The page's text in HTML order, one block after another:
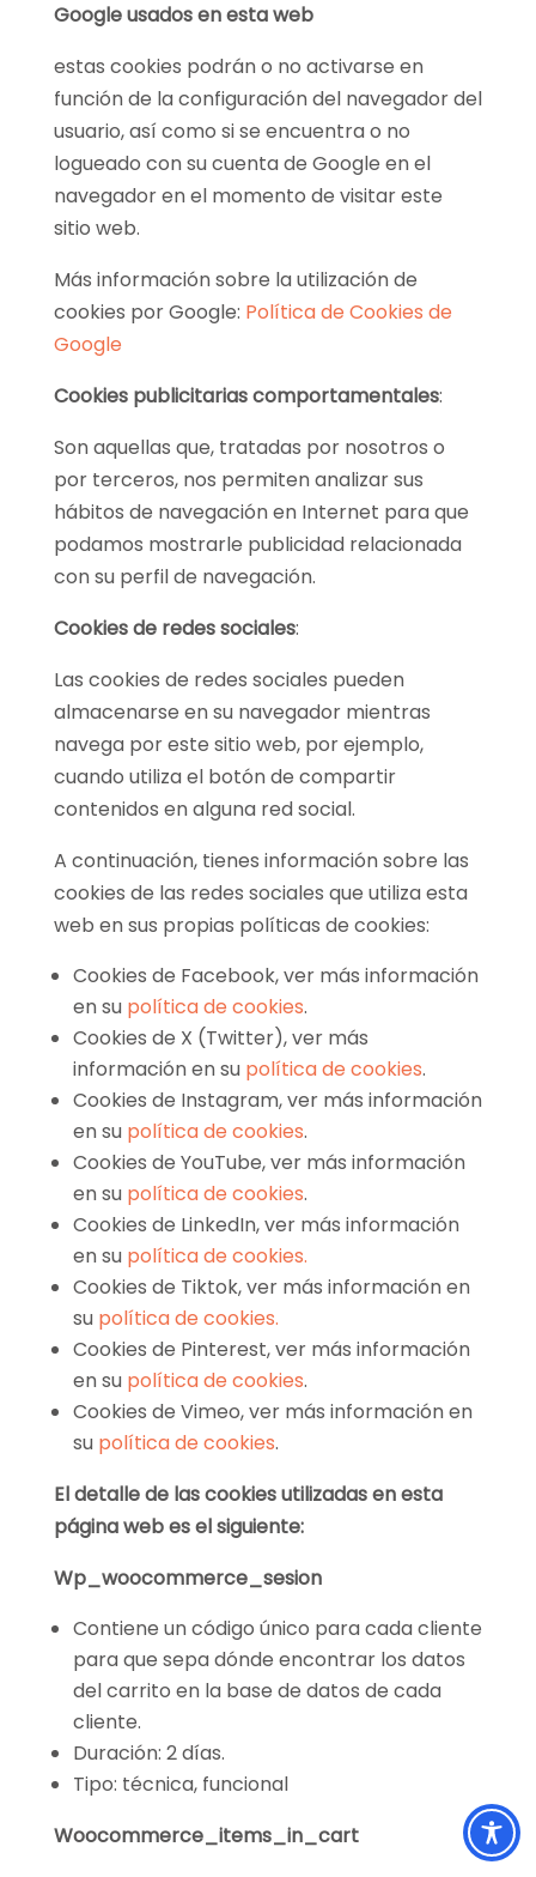
Google usados en esta web
estas cookies podrán o no activarse en
función de la configuración del navegador del
usuario, así como si se encuentra o no
logueado con su cuenta de Google en el
navegador en el momento de visitar este
sitio web.
Más información sobre la utilización de
cookies por Google: Política de Cookies de
Google
Cookies publicitarias comportamentales:
Son aquellas que, tratadas por nosotros o
por terceros, nos permiten analizar sus
hábitos de navegación en Internet para que
podamos mostrarle publicidad relacionada
con su perfil de navegación.
Cookies de redes sociales:
Las cookies de redes sociales pueden
almacenarse en su navegador mientras
navega por este sitio web, por ejemplo,
cuando utiliza el botón de compartir
contenidos en alguna red social.
A continuación, tienes información sobre las
cookies de las redes sociales que utiliza esta
web en sus propias políticas de cookies:
Cookies de Facebook, ver más información
en su política de cookies.
Cookies de X (Twitter), ver más
información en su política de cookies.
Cookies de Instagram, ver más información
en su política de cookies.
Cookies de YouTube, ver más información
en su política de cookies.
Cookies de LinkedIn, ver más información
en su política de cookies.
Cookies de Tiktok, ver más información en
su política de cookies.
Cookies de Pinterest, ver más información
en su política de cookies.
Cookies de Vimeo, ver más información en
su política de cookies.
El detalle de las cookies utilizadas en esta
página web es el siguiente:
Wp_woocommerce_sesion
Contiene un código único para cada cliente
para que sepa dónde encontrar los datos
del carrito en la base de datos de cada
cliente.
Duración: 2 días.
Tipo: técnica, funcional
Woocommerce_items_in_cart